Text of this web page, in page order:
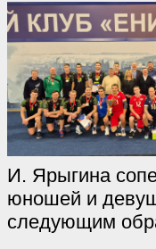
И. Ярыгина
юношей и
следующим